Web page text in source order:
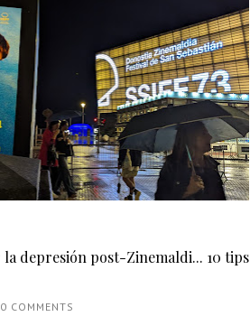
la depresión post-Zinemaldi... 10 tips
0 COMMENTS